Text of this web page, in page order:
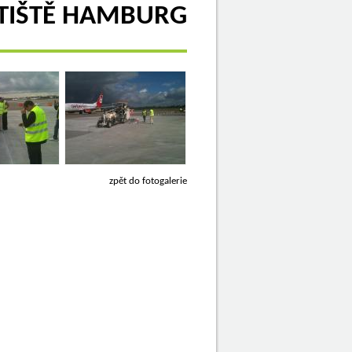
HAMBURG
zpět do fotogalerie